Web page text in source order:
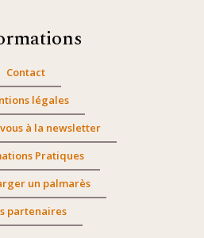
Contact
légales
à la newsletter
Pratiques
un palmarès
partenaires